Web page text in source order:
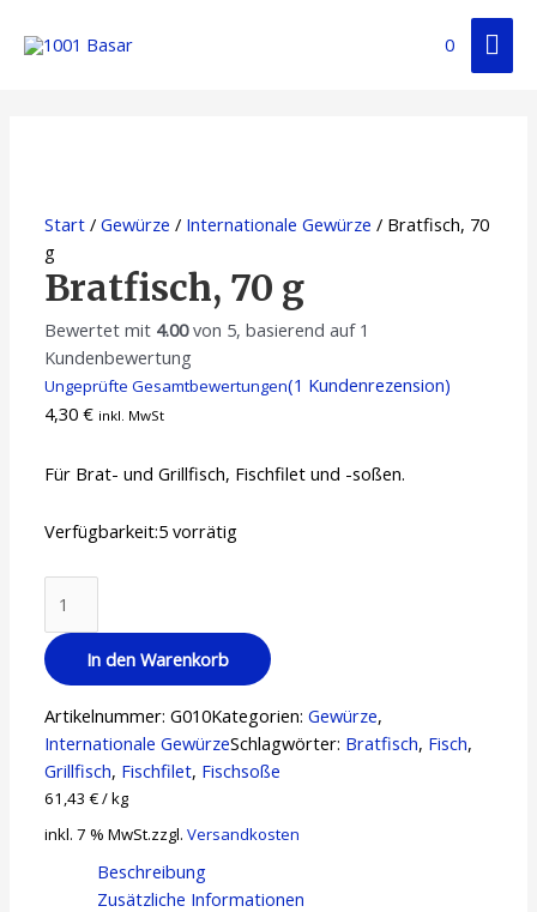
0
Start /Gewürze / Internationale Gewürze / Bratfisch, 70
g
Bratfisch, 70 g
Bewertet mit 4.00von 5, basierend auf 1
Kundenbewertung
Ungeprüfte Gesamtbewertungen(1 Kundenrezension)
4,30€ inkl. MwSt
Für Brat- und Grillfisch, Fischfilet und -soßen.
Verfügbarkeit:5 vorrätig
In den Warenkorb
Artikelnummer:G010Kategorien:Gewürze,
Internationale GewürzeSchlagwörter: Bratfisch, Fisch,
Grillfisch, Fischfilet, Fischsoße
61,43€/kg
inkl. 7 % MwSt.zzgl.Versandkosten
Beschreibung
Zusätzliche Informationen